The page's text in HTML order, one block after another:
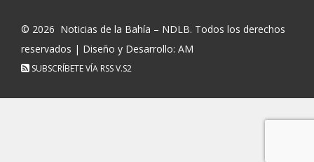
© 2026 Noticias de la Bahía – NDLB. Todos los derechos
reservados | Diseño y Desarrollo: AM
SUBSCRÍBETE VÍA RSSV.S2